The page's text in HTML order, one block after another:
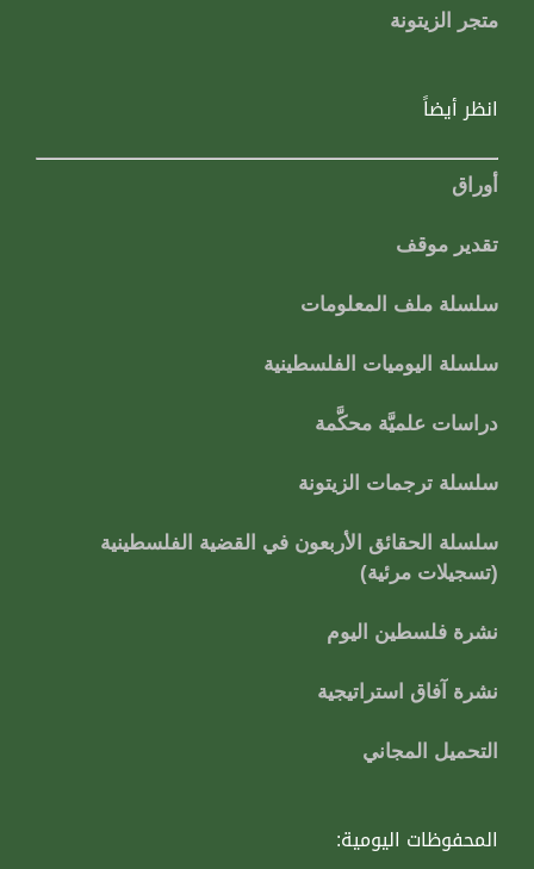
متجر الزيتونة
انظر أيضاً
أوراق
تقدير موقف
سلسلة ملف المعلومات
سلسلة اليوميات الفلسطينية
دراسات علميَّة محكَّمة
سلسلة ترجمات الزيتونة
سلسلة الحقائق الأربعون في القضية الفلسطينية
(تسجيلات مرئية)
نشرة فلسطين اليوم
نشرة آفاق استراتيجية
التحميل المجاني
المحفوظات اليومية: